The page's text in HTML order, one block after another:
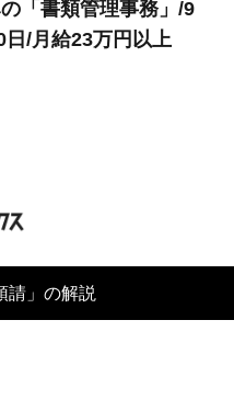
「書類管理事務」/9
日/月給23万円以上
請」の解説